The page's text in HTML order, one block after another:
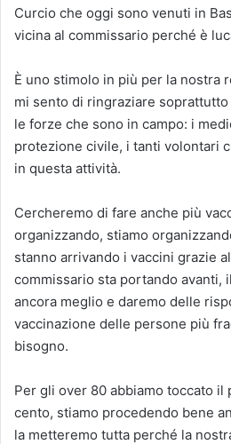
Curcio che oggi sono venuti in
vicina al commissario perché è
È uno stimolo in più per la nostra
mi sento di ringraziare
le forze che sono in campo: i
protezione civile, i tanti volontari
in questa attività.
Cercheremo di fare anche più
organizzando, stiamo
stanno arrivando i vaccini grazie
commissario sta portando avanti,
ancora meglio e daremo delle
vaccinazione delle persone più
bisogno.
Per gli over 80 abbiamo toccato il
cento, stiamo procedendo bene
la metteremo tutta perché la